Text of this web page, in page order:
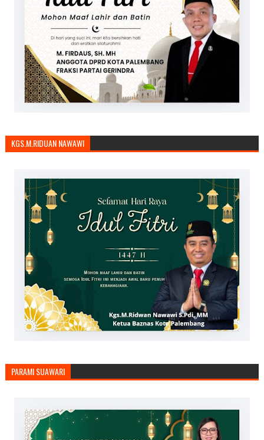
KGS.M.RIDUAN NAWAWI
PARAMI SUAWARI